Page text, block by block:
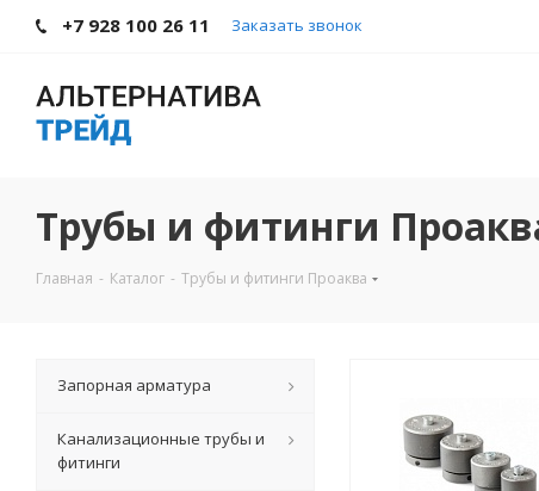
+7 928 100 26 11 Заказать звонок
Трубы и фитинги
Главная - Каталог - Трубы и фитинги Проаква
Запорная арматура
Канализационные трубы и
фитинги